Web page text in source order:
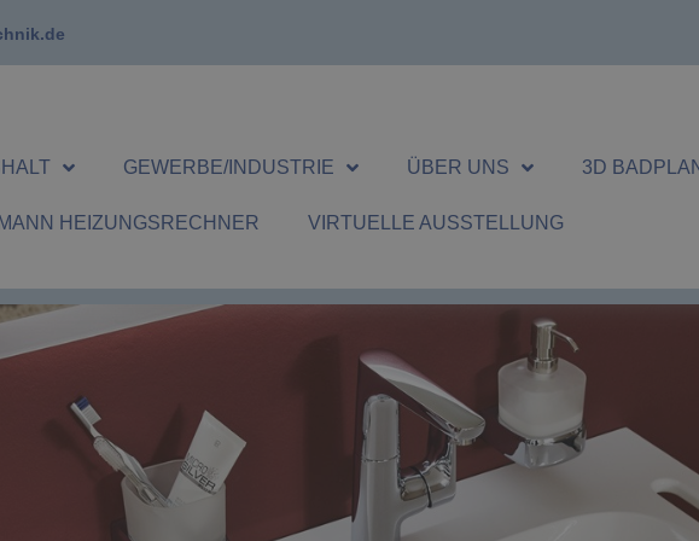
GEWERBE/INDUSTRIE ÜBER UNS 3D
HEIZUNGSRECHNER VIRTUELLE AUSSTELLUNG